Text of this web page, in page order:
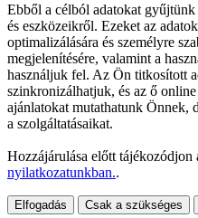
Ebből a célból adatokat
és eszközeikről. Ezeket az
optimalizálására és személyre
megjelenítésére, valamint a
használjuk fel. Az Ön titkosított
szinkronizálhatjuk, és az ő
ajánlatokat mutathatunk Önnek,
a szolgáltatásaikat.
Hozzájárulása előtt tájékozódjon
nyilatkozatunkban..
Elfogadás Csak a szükséges